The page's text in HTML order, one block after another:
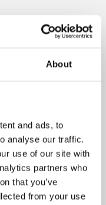
About
and ads, to
analyse our traffic.
use of our site with
partners who
that you’ve
from your use
medlemmer en
for Barcelona.
og Stadium
og 4 runder på
m. transport
Camiral.